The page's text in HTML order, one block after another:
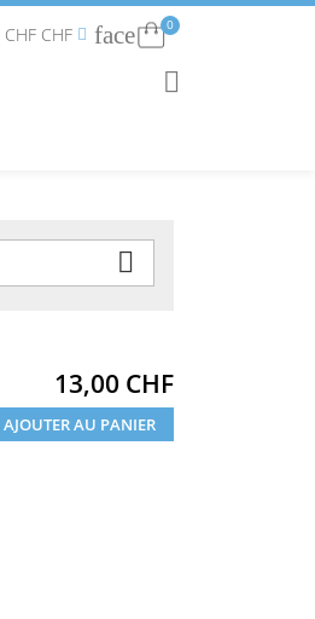
CHF CHF  faceConnexion
0
RECHERCHER


Prix
13,00 CHF
AJOUTER AU PANIER